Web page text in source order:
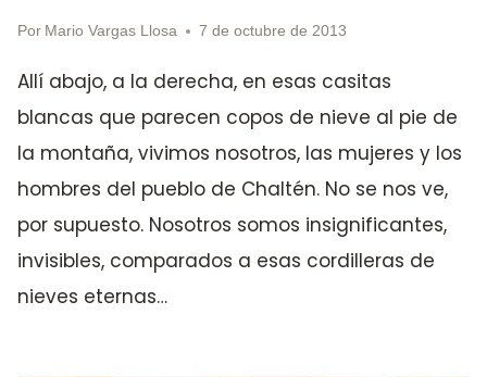
Por Mario Vargas Llosa 7 de octubre de 2013
Allí abajo, a la derecha, en esas casitas
blancas que parecen copos de nieve al pie de
la montaña, vivimos nosotros, las mujeres y los
hombres del pueblo de Chaltén. No se nos ve,
por supuesto. Nosotros somos insignificantes,
invisibles, comparados a esas cordilleras de
nieves eternas…